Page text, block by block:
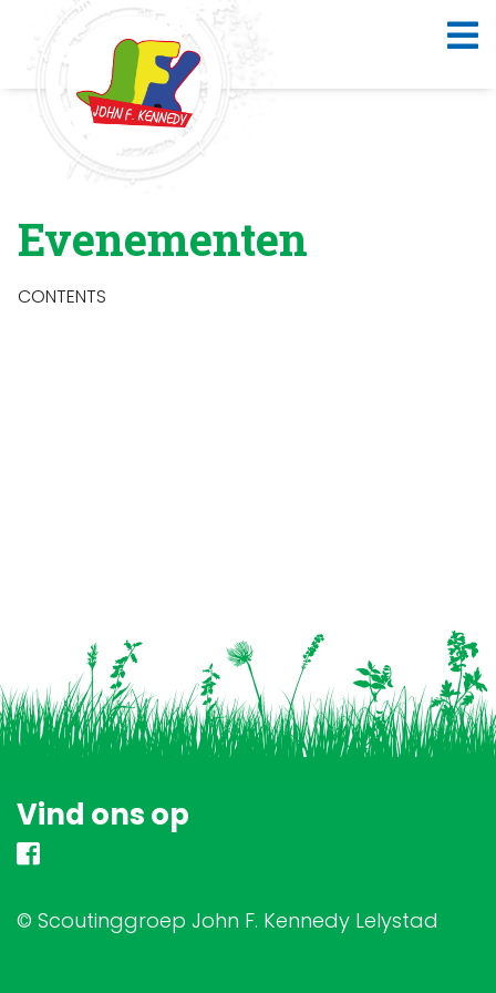
Evenementen
CONTENTS
Vind ons op
© Scoutinggroep John F. Kennedy Lelystad